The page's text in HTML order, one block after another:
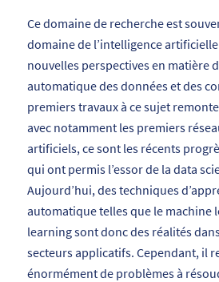
Ce domaine de recherche est
domaine de l’intelligence
nouvelles perspectives en matière
automatique des données et des
premiers travaux à ce sujet
avec notamment les premiers
artificiels, ce sont les récents
qui ont permis l’essor de la data
Aujourd’hui, des techniques
automatique telles que le machine
learning sont donc des réalités
secteurs applicatifs. Cependant, il
énormément de problèmes à